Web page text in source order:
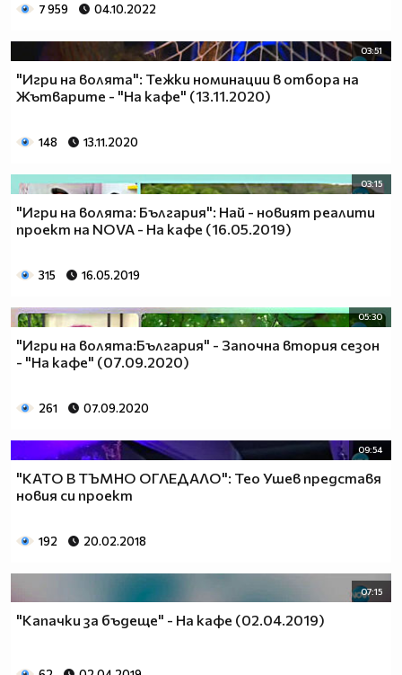
7 959 04.10.2022
03:51
"Игри на волята": Тежки номинации в отбора на
Жътварите - "На кафе" (13.11.2020)
148 13.11.2020
03:15
"Игри на волята: България": Най - новият реалити
проект на NOVA - На кафе (16.05.2019)
315 16.05.2019
05:30
"Игри на волята:България" - Започна втория сезон
- "На кафе" (07.09.2020)
261 07.09.2020
09:54
"КАТО В ТЪМНО ОГЛЕДАЛО": Тео Ушев представя
новия си проект
192 20.02.2018
07:15
"Капачки за бъдеще" - На кафе (02.04.2019)